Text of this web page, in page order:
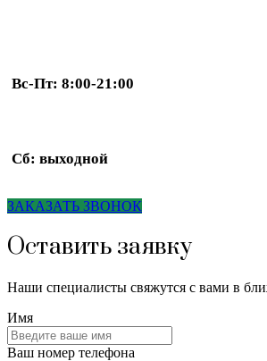
Вс-Пт: 8:00-21:00
Сб: выходной
ЗАКАЗАТЬ ЗВОНОК
Оставить заявку
Наши специалисты свяжутся с вами в
Имя
Ваш номер телефона